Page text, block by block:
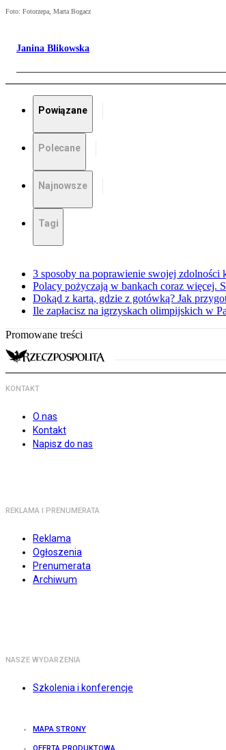
Foto: Fotorzepa, Marta Bogacz
Janina Blikowska
Powiązane
Polecane
Najnowsze
Tagi
3 sposoby na poprawienie swojej zdolności
Polacy pożyczają w bankach coraz więcej.
Dokąd z kartą, gdzie z gotówką? Jak
Ile zapłacisz na igrzyskach olimpijskich w
Promowane treści
KONTAKT
O nas
Kontakt
Napisz do nas
REKLAMA I PRENUMERATA
Reklama
Ogłoszenia
Prenumerata
Archiwum
NASZE WYDARZENIA
Szkolenia i konferencje
MAPA STRONY